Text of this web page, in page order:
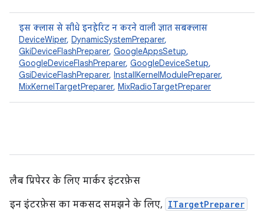
इस क्लास से सीधे इनहेरिट न करने वाली ज्ञात सबक्लास
DeviceWiper, DynamicSystemPreparer,
GkiDeviceFlashPreparer, GoogleAppsSetup,
GoogleDeviceFlashPreparer, GoogleDeviceSetup,
GsiDeviceFlashPreparer, InstallKernelModulePreparer,
MixKernelTargetPreparer, MixRadioTargetPreparer
लैब प्रिपेरर के लिए मार्कर इंटरफ़ेस
इन इंटरफ़ेस का मकसद समझने के लिए, ITargetPreparer